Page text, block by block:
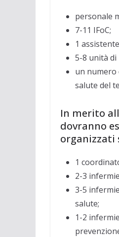
personale
7-11 IFoC;
1
5-8 unità
un numero
salute del
In merito
dovranno
organizzati
1
2-3
3-5
salute;
1-2